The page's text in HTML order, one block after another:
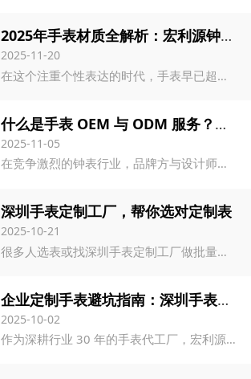
2025年手表材质全解析：宏利源钟表厂家专业指南
2025-11-20
在这个注重个性表达的时代，手表早已超越了单纯计时工具的功能，成为彰显个人品味与风格的重要配饰。作为一家拥有丰富经验的专业手表厂家，宏利源钟表深知材质选择对于手表整体品质与市场接受度的关键影响。我们特别编撰这份详尽的材质指南，希望能为正在考虑定制手表或寻求OEM代工服务的品牌客户提供专业参考。
什么是手表 OEM 与 ODM 服务？宏利源钟表订制手表终极指南
2025-11-05
在竞争激烈的钟表行业，品牌方与设计师往往会借助 OEM（原始设备制造，即手表代加工）和 ODM（原始设计制造）服务，将自己的创意落地为实体产品。但究竟什么是手表 OEM 与 ODM 服务？二者又有何区别？作为中国领先的钟表厂家 —— 宏利源钟表，不仅深耕深圳手表厂核心产区，更专注于 OEM 与 ODM 双重解决方案，助力各类品牌打造符合自身需求的高品质订制手表。本文将详细解析手表 OEM 与 ODM 服务的差异、优势及流程，帮您为品牌选择最合适的合作模式。
深圳手表定制工厂，帮你选对定制表
2025-10-21
很多人选表或找深圳手表定制工厂做批量手表定制时，都会纠结：该选机械表还是石英表？有人觉得机械表 “有质感显高端”，有人偏爱石英表 “精准省心”，其实二者没有绝对的好坏，关键看需求匹配度。作为深耕 30 年的手表代工厂，宏利源钟表结合上千次手表 ODM 定制案例，拆解机械表与石英表的核心差异，帮你选对适合自己或企业定制的手表类型。
企业定制手表避坑指南：深圳手表定制工厂教你控品质、降成本、保交付
2025-10-02
作为深耕行业 30 年的手表代工厂，宏利源钟表每年承接 200 + 企业订单，结合 2025 年最新行业数据，总结出这份 “品质 + 成本 + 交付” 全维度指南，帮你选对企业定制手表合作伙伴